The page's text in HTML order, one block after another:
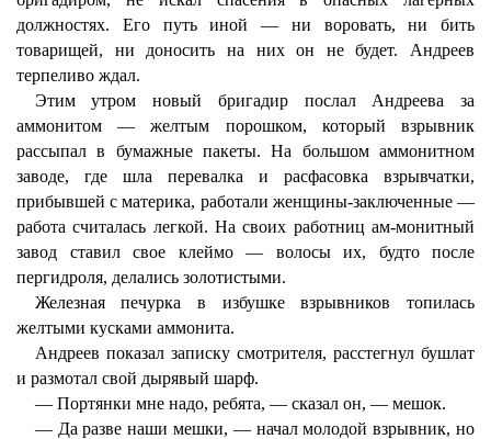
должностях. Его путь иной — ни воровать, ни бить
товарищей, ни доносить на них он не будет. Андреев
терпеливо ждал.
Этим утром новый бригадир послал Андреева за
аммонитом — желтым порошком, который взрывник
рассыпал в бумажные пакеты. На большом аммонитном
заводе, где шла перевалка и расфасовка взрывчатки,
прибывшей с материка, работали женщины-заключенные —
работа считалась легкой. На своих работниц ам-монитный
завод ставил свое клеймо — волосы их, будто после
пергидроля, делались золотистыми.
Железная печурка в избушке взрывников топилась
желтыми кусками аммонита.
Андреев показал записку смотрителя, расстегнул бушлат
и размотал свой дырявый шарф.
— Портянки мне надо, ребята, — сказал он, — мешок.
— Да разве наши мешки, — начал молодой взрывник, но